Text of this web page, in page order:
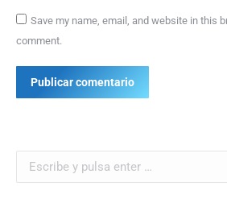
Save my name, email, and website in this
comment.
Publicar comentario
Buscar: